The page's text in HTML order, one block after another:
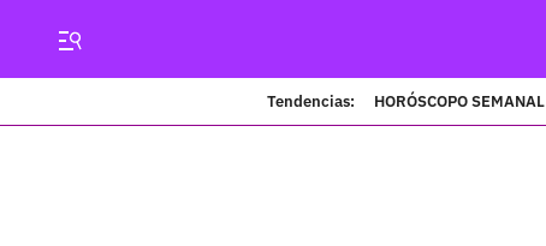
Tendencias: HORÓSCOPO SEMANAL